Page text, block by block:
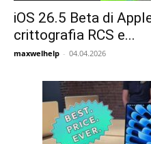
iOS 26.5 Beta di
crittografia RCS e...
maxwelhelp - 04.04.2026